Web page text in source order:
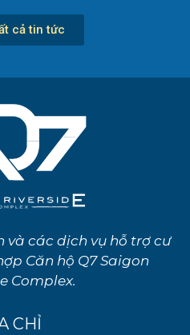
cả tin tức
và các dịch vụ hỗ trợ cư
Căn hộ Q7 Saigon
Complex.
CHỈ